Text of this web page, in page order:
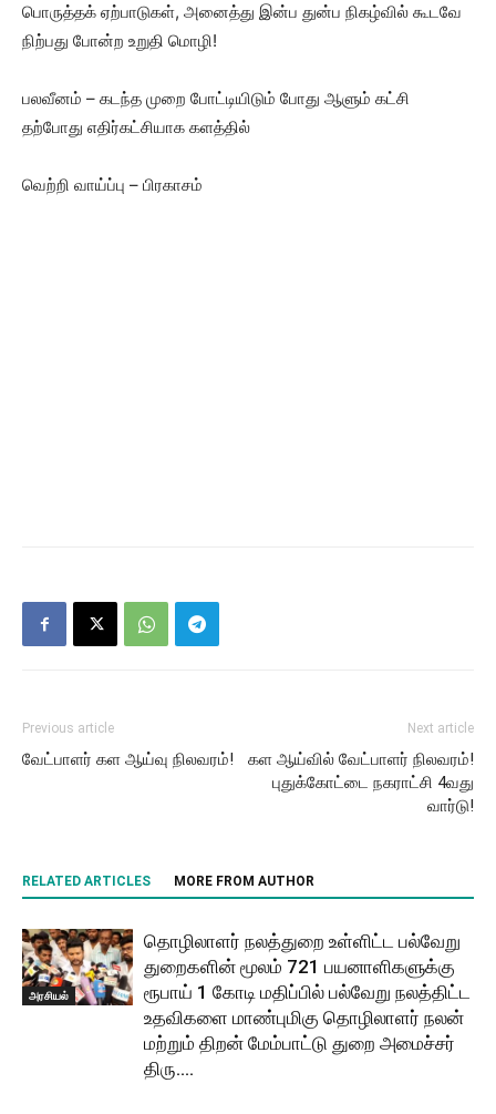
பொருத்தக் ஏற்பாடுகள், அனைத்து இன்ப துன்ப நிகழ்வில் கூடவே
நிற்பது போன்ற உறுதி மொழி!
பலவீனம் – கடந்த முறை போட்டியிடும் போது ஆளும் கட்சி
தற்போது எதிர்கட்சியாக களத்தில்
வெற்றி வாய்ப்பு – பிரகாசம்
Previous article
வேட்பாளர் கள ஆய்வு நிலவரம்!
Next article
கள ஆய்வில் வேட்பாளர் நிலவரம்!
புதுக்கோட்டை நகராட்சி 4வது
வார்டு!
RELATED ARTICLES MORE FROM AUTHOR
அரசியல்
தொழிலாளர் நலத்துறை உள்ளிட்ட பல்வேறு
துறைகளின் மூலம் 721 பயனாளிகளுக்கு
ரூபாய் 1 கோடி மதிப்பில் பல்வேறு நலத்திட்ட
உதவிகளை மாண்புமிகு தொழிலாளர் நலன்
மற்றும் திறன் மேம்பாட்டு துறை அமைச்சர்
திரு....